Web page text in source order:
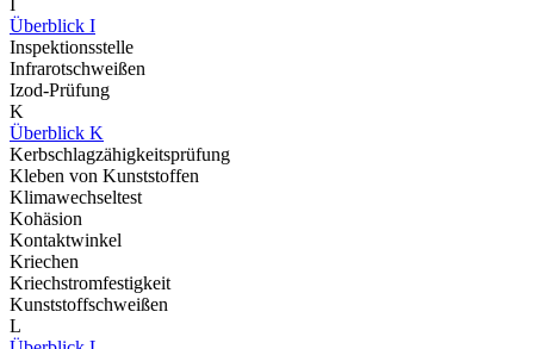
I
Überblick I
Inspektionsstelle
Infrarotschweißen
Izod-Prüfung
K
Überblick K
Kerbschlagzähigkeitsprüfung
Kleben von Kunststoffen
Klimawechseltest
Kohäsion
Kontaktwinkel
Kriechen
Kriechstromfestigkeit
Kunststoffschweißen
L